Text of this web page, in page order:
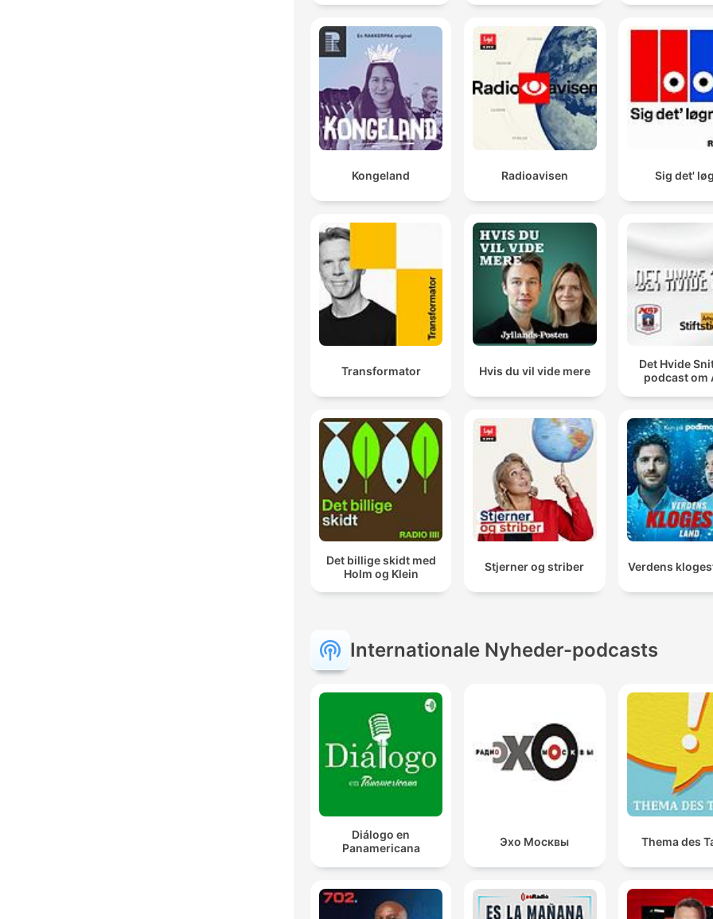
vi er afhængige af USA.
00:43:31 · Værten argumenterer for nødvendigheden af at se
de realpolitiske afhængigheder i forhold til USA.
Kongeland Radioavisen Sig det'
Transformator Hvis du vil vide mere
Det Hvide
podcast om
Det billige skidt med
Holm og Klein
Stjerner og striber Verdens
Internationale Nyheder-podcasts
Diálogo en
Panamericana
Эхо Москвы Thema des